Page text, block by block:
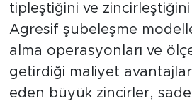
tipleştiğini ve
Agresif şubeleşme
alma operasyonları ve
getirdiği maliyet
eden büyük zincirler,